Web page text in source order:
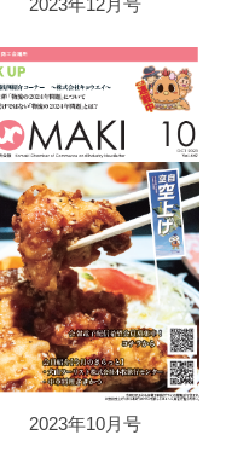
2023年12月号
2023年10月号